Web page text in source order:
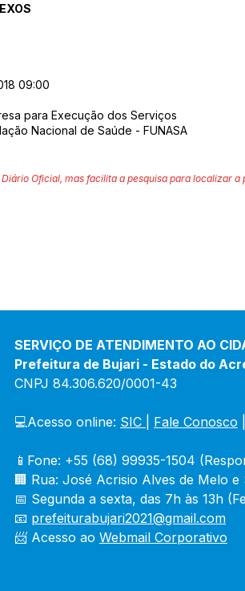
09:00
para Execução dos Serviços
Nacional de Saúde - FUNASA
Oficial, mas facilita a pesquisa para localizar a
SERVIÇO DE ATENDIMENTO AO
Prefeitura de Bujari - Estado do
CNPJ 84.306.620/0001-43
💻Acesso online: SIC Fale Conosco
📱Fone: +55 (68) 99935-1504
🏢 Rua: José Acrisio Alves de Melo
📅 Segunda a sexta, das 7h às 13h
📧 prefeiturabujari2021@gmail.com
📨 Acesso ao Webmail Corporativo